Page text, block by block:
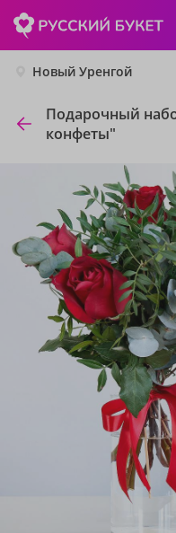
Новый Уренгой
Подарочный
конфеты"